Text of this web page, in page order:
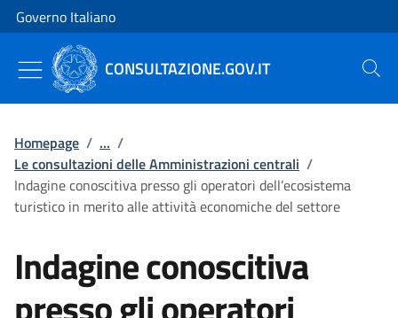
Vai al contenuto
Vai alla navigazione del sito
Governo Italiano
CONSULTAZIONE.GOV.IT Cerca
Homepage / ... /
Le consultazioni delle Amministrazioni centrali /
Indagine conoscitiva presso gli operatori dell’ecosistema
turistico in merito alle attività economiche del settore
Indagine conoscitiva